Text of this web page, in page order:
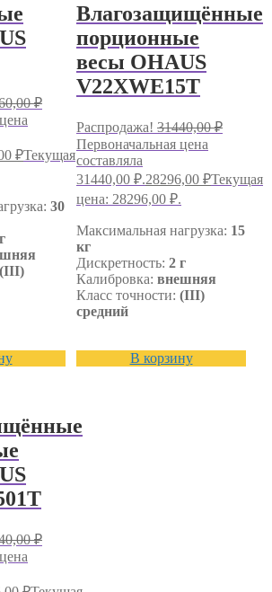
₽
₽Текущая
30
(III)
Влагозащищённые
порционные
весы OHAUS
V22XWE15T
Распродажа! 31440,00₽
Первоначальная цена
составляла
31440,00 ₽.28296,00 ₽Текущая
цена: 28296,00 ₽.
Максимальная нагрузка: 15
кг
Дискретность: 2 г
Калибровка: внешняя
Класс точности: (III)
средний
В корзину
₽